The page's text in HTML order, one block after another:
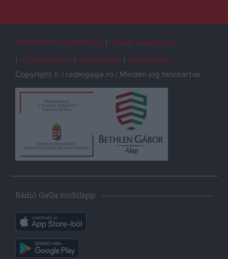
Adatvédelmi nyilatkozat
Cookie szabályzat
Sütibeállítások
Impresszum
Hibajelentés
Copyright © | radiogaga.ro | Minden jog fenntartva.
Rádió GaGa mobilapp